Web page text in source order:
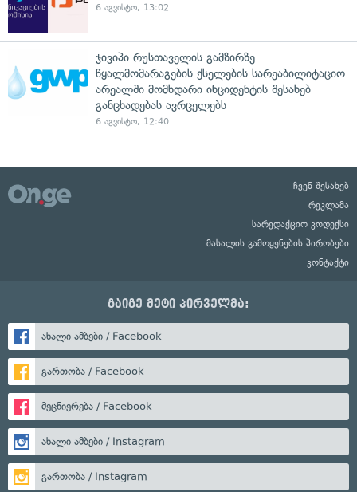
6 აგვისტო, 13:02
ჯივიპი რუსთაველის გამზირზე
წყალმომარაგების ქსელების სარეაბილიტაციო
არეალში მომხდარი ინციდენტის შესახებ
განცხადებას ავრცელებს
6 აგვისტო, 12:40
ჩვენ შესახებ
რეკლამა
სარედაქციო კოდექსი
მასალის გამოყენების პირობები
კონტაქტი
გაიგე მეტი პირველმა:
ახალი ამბები / Facebook
გართობა / Facebook
მეცნიერება / Facebook
ახალი ამბები / Instagram
გართობა / Instagram